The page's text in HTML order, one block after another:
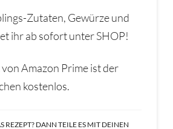
Zutaten, Gewürze und
ihr ab sofort unter SHOP!
Amazon Prime ist der
kostenlos.
REZEPT? DANN TEILE ES MIT DEINEN